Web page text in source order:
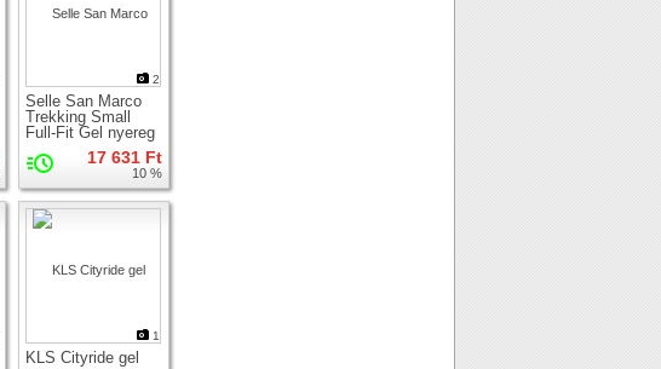
2
Selle San Marco
Trekking Small
Full-Fit Gel nyereg
17 631 Ft
10 %
1
KLS Cityride gel